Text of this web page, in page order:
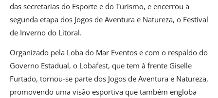
das secretarias do Esporte e do Turismo, e encerrou a
segunda etapa dos Jogos de Aventura e Natureza, o Festival
de Inverno do Litoral.
Organizado pela Loba do Mar Eventos e com o respaldo do
Governo Estadual, o Lobafest, que tem à frente Giselle
Furtado, tornou-se parte dos Jogos de Aventura e Natureza,
promovendo uma visão esportiva que também engloba